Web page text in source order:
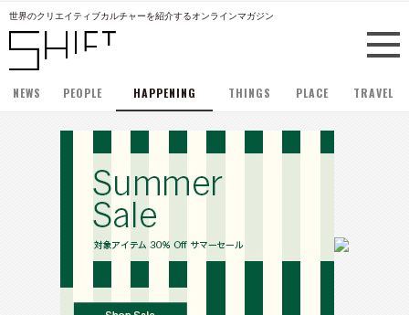
世界のクリエイティブカルチャーを紹介するオンラインマガジン
NEWS PEOPLE HAPPENING THINGS PLACE TRAVEL